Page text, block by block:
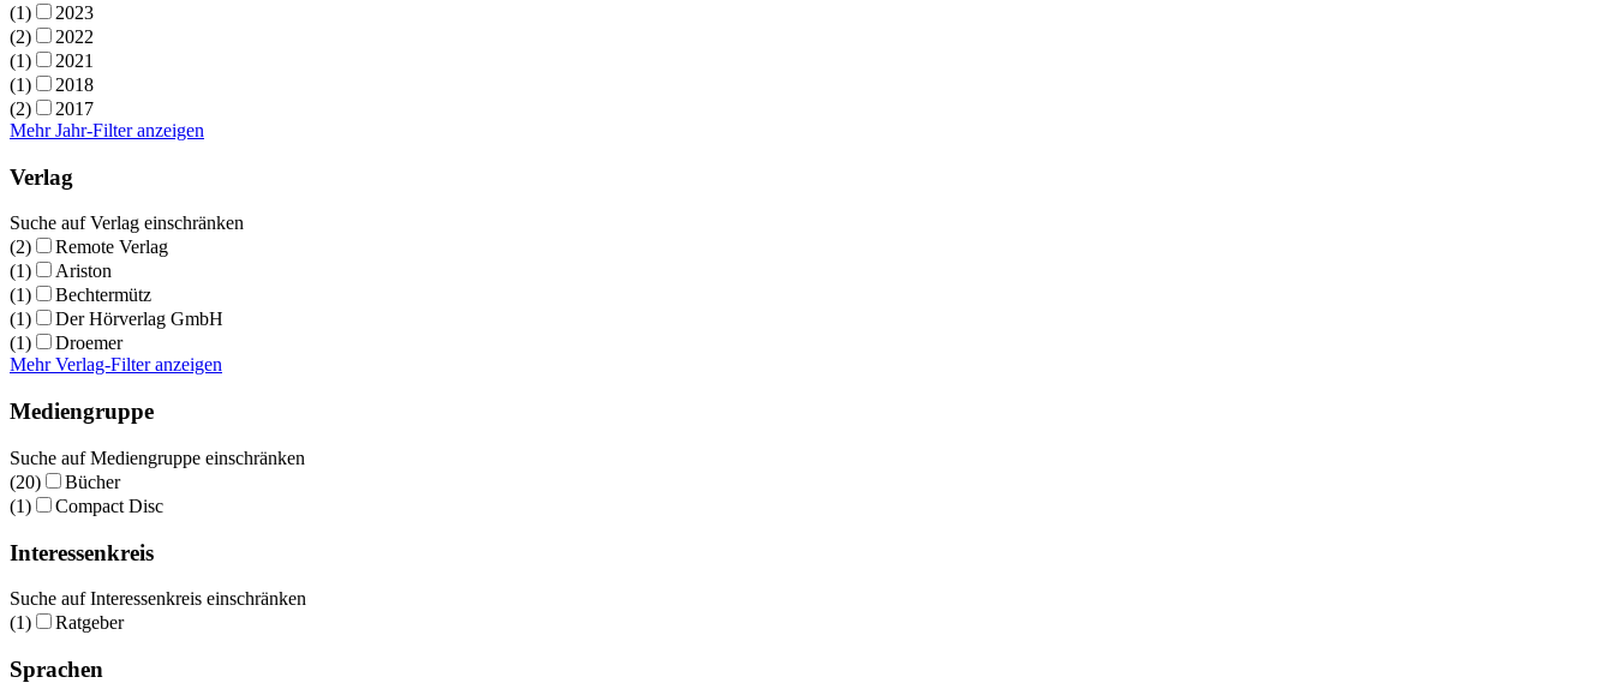
(1)
2023
(2)
2022
(1)
2021
(1)
2018
(2)
2017
Mehr Jahr-Filter anzeigen
Verlag
Suche auf Verlag einschränken
(2)
Remote Verlag
(1)
Ariston
(1)
Bechtermütz
(1)
Der Hörverlag GmbH
(1)
Droemer
Mehr Verlag-Filter anzeigen
Mediengruppe
Suche auf Mediengruppe einschränken
(20)
Bücher
(1)
Compact Disc
Interessenkreis
Suche auf Interessenkreis einschränken
(1)
Ratgeber
Sprachen